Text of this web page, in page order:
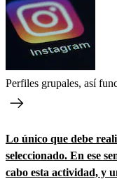
Perfiles grupales, así
Lo único que debe
seleccionado. En ese
cabo esta actividad, y